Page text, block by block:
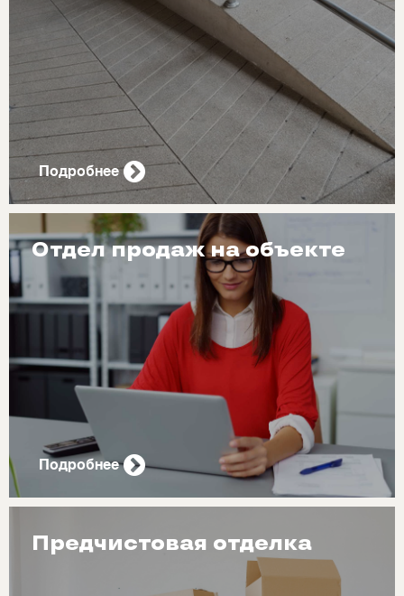
Подробнее
Отдел продаж на объекте
Подробнее
Предчистовая отделка